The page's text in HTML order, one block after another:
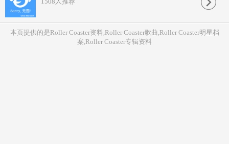
本页提供的是Roller Coaster资料,Roller Coaster歌曲,Roller Coaster明星档
案,Roller Coaster专辑资料